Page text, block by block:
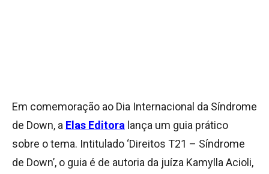
Em comemoração ao Dia Internacional da Síndrome
de Down, a Elas Editora lança um guia prático
sobre o tema. Intitulado ‘Direitos T21 – Síndrome
de Down’, o guia é de autoria da juíza Kamylla Acioli,